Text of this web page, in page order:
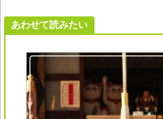
あわせて読みたい